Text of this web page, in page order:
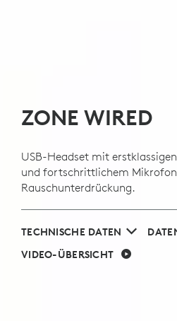
ZONE WIRED
USB-Headset mit
und fortschrittlichem
Rauschunterdrückung.
TECHNISCHE DATEN
VIDEO-ÜBERSICHT